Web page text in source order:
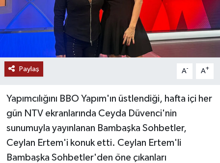
Paylaş A- A+
Yapımcılığını BBO Yapım'ın üstlendiği, hafta içi her
gün NTV ekranlarında Ceyda Düvenci'nin
sunumuyla yayınlanan Bambaşka Sohbetler,
Ceylan Ertem'i konuk etti. Ceylan Ertem'li
Bambaşka Sohbetler'den öne çıkanları